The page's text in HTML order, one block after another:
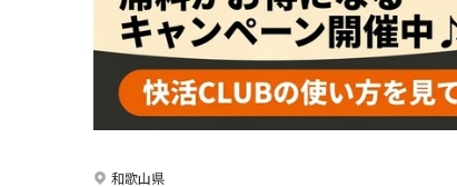
和歌山県